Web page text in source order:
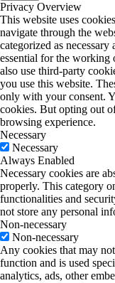
Privacy Overview
This website uses
navigate through the
categorized as
essential for the working
also use third-party
you use this website.
only with your consent.
cookies. But opting out
browsing experience.
Necessary
Necessary
Always Enabled
Necessary cookies are
properly. This category
functionalities and
not store any personal
Non-necessary
Non-necessary
Any cookies that may
function and is used
analytics, ads, other